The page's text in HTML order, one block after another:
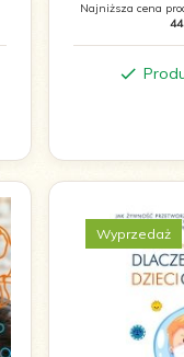
Najniższa cena
Wyprzedaż